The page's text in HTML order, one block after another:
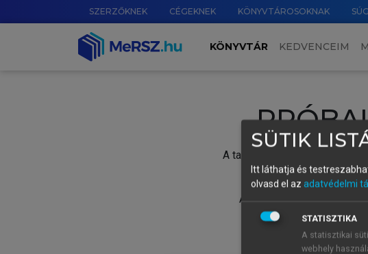
SZERZŐKNEK CÉGEKNEK KÖNYVTÁROSOKNAK
KÖNYVTÁR KEDVENCEIM
A tartalom megtekintéséhez
Új
A próbaidőszak
A
SÜTIK
Itt láthatja és
olvasd el az adatvédelmi
STATISZTIKA
A statisztikai
webhely